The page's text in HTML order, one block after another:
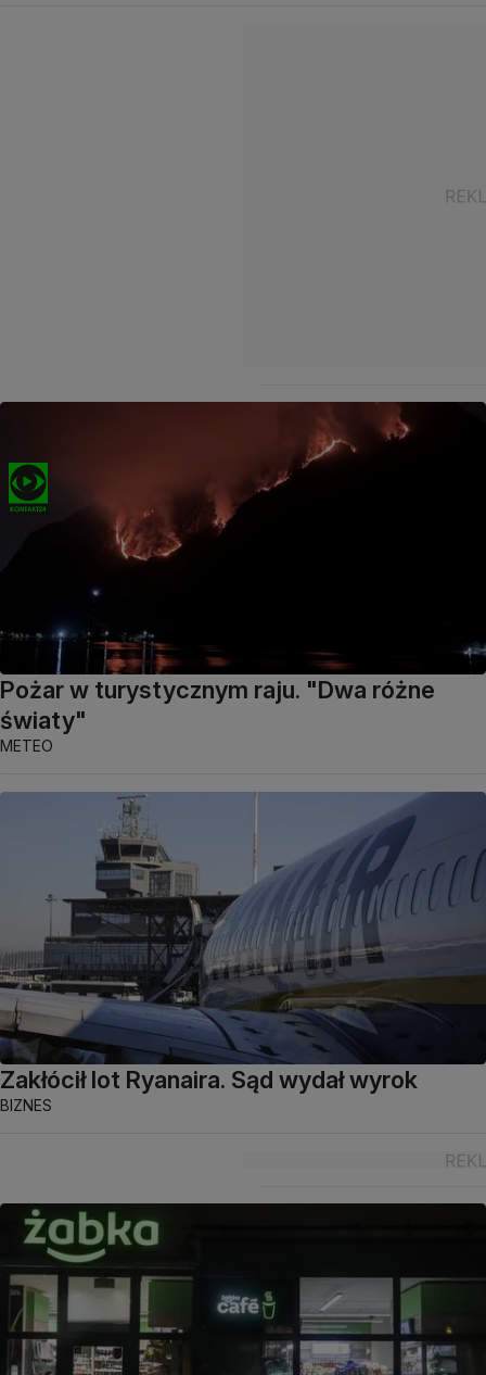
Pożar w turystycznym raju. "Dwa różne
światy"
METEO
Zakłócił lot Ryanaira. Sąd wydał wyrok
BIZNES